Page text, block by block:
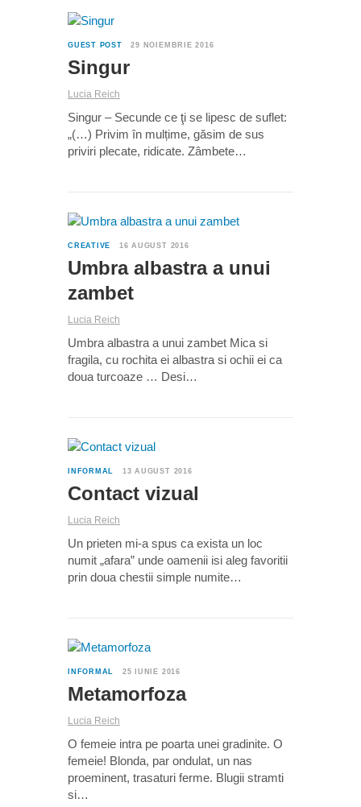
GUEST POST 29 NOIEMBRIE 2016
Singur
Lucia Reich
Singur – Secunde ce ţi se lipesc de suflet:
„(…) Privim în mulțime, găsim de sus
priviri plecate, ridicate. Zâmbete…
CREATIVE 16 AUGUST 2016
Umbra albastra a unui
zambet
Lucia Reich
Umbra albastra a unui zambet Mica si
fragila, cu rochita ei albastra si ochii ei ca
doua turcoaze … Desi…
INFORMAL 13 AUGUST 2016
Contact vizual
Lucia Reich
Un prieten mi-a spus ca exista un loc
numit „afara” unde oamenii isi aleg favoritii
prin doua chestii simple numite…
INFORMAL 25 IUNIE 2016
Metamorfoza
Lucia Reich
O femeie intra pe poarta unei gradinite. O
femeie! Blonda, par ondulat, un nas
proeminent, trasaturi ferme. Blugii stramti
si…